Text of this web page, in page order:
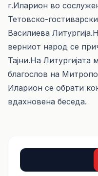
г.Иларион во
Тетовско-
Василиева
верниот народ се
Тајни.На Литургијата
благослов на
Иларион се обрати
вдахновена беседа.